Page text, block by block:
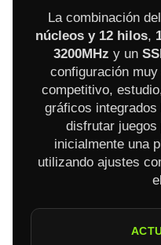
La combinación del
núcleos y 12 hilos,
3200MHz y un
configuración
competitivo,
gráficos integrados
disfrutar
inicialmente una
utilizando ajustes